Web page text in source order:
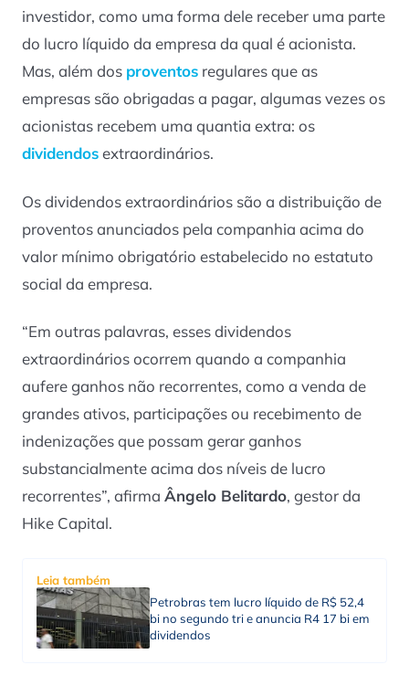
investidor, como uma forma dele receber uma parte
do lucro líquido da empresa da qual é acionista.
Mas, além dos proventos regulares que as
empresas são obrigadas a pagar, algumas vezes os
acionistas recebem uma quantia extra: os
dividendosextraordinários.
Os dividendos extraordinários são a distribuição de
proventos anunciados pela companhia acima do
valor mínimo obrigatório estabelecido no estatuto
social da empresa.
“Em outras palavras, esses dividendos
extraordinários ocorrem quando a companhia
aufere ganhos não recorrentes, como a venda de
grandes ativos, participações ou recebimento de
indenizações que possam gerar ganhos
substancialmente acima dos níveis de lucro
recorrentes”, afirma Ângelo Belitardo, gestor da
Hike Capital.
Leia também
Petrobras tem lucro líquido de R$ 52,4
bi no segundo tri e anuncia R4 17 bi em
dividendos